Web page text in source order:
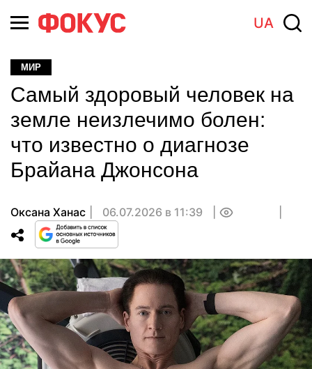
UA
МИР
Самый здоровый человек на
земле неизлечимо болен:
что известно о диагнозе
Брайана Джонсона
Оксана Ханас 06.07.2026 в 11:39